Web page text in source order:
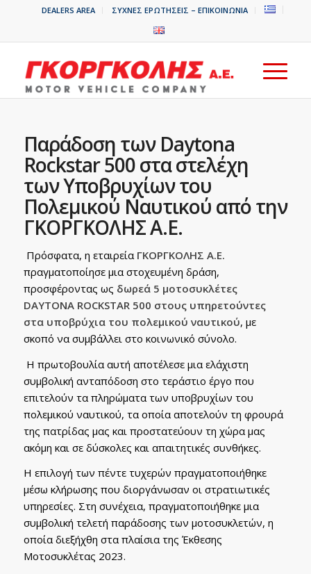
DEALERS AREA ΣΥΧΝΕΣ ΕΡΩΤΗΣΕΙΣ – ΕΠΙΚΟΙΝΩΝΙΑ
Παράδοση των Daytona
Rockstar 500 στα στελέχη
των Υποβρυχίων του
Πολεμικού Ναυτικού από την
ΓΚΟΡΓΚΟΛΗΣ Α.Ε.
Πρόσφατα, η εταιρεία ΓΚΟΡΓΚΟΛΗΣ Α.Ε.
πραγματοποίησε μια στοχευμένη δράση,
προσφέροντας ως δωρεά 5 μοτοσυκλέτες
DAYTONA ROCKSTAR 500 στους υπηρετούντες
στα υποβρύχια του πολεμικού ναυτικού, με
σκοπό να συμβάλλει στο κοινωνικό σύνολο.
Η πρωτοβουλία αυτή αποτέλεσε μια ελάχιστη
συμβολική ανταπόδοση στο τεράστιο έργο που
επιτελούν τα πληρώματα των υποβρυχίων του
πολεμικού ναυτικού, τα οποία αποτελούν τη φρουρά
της πατρίδας μας και προστατεύουν τη χώρα μας
ακόμη και σε δύσκολες και απαιτητικές συνθήκες.
Η επιλογή των πέντε τυχερών πραγματοποιήθηκε
μέσω κλήρωσης που διοργάνωσαν οι στρατιωτικές
υπηρεσίες. Στη συνέχεια, πραγματοποιήθηκε μια
συμβολική τελετή παράδοσης των μοτοσυκλετών, η
οποία διεξήχθη στα πλαίσια της Έκθεσης
Μοτοσυκλέτας 2023.